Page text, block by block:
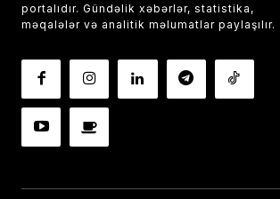
portalıdır. Gündəlik xəbərlər, statistika,
məqalələr və analitik məlumatlar paylaşılır.